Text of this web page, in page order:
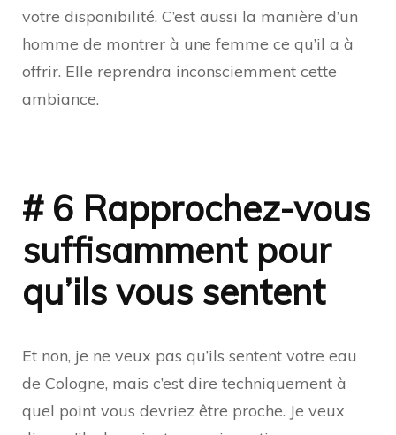
votre disponibilité. C’est aussi la manière d’un
homme de montrer à une femme ce qu’il a à
offrir. Elle reprendra inconsciemment cette
ambiance.
# 6 Rapprochez-vous
suffisamment pour
qu’ils vous sentent
Et non, je ne veux pas qu’ils sentent votre eau
de Cologne, mais c’est dire techniquement à
quel point vous devriez être proche. Je veux